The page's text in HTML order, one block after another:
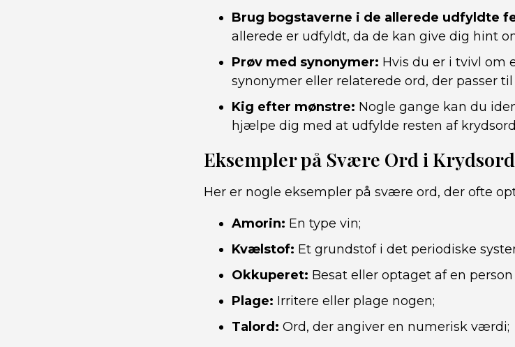
Brug bogstaverne i de allerede udfyldte
allerede er udfyldt, da de kan give dig hint
Prøv med synonymer: Hvis du er i tvivl om
synonymer eller relaterede ord, der passer
Kig efter mønstre: Nogle gange kan du
hjælpe dig med at udfylde resten af
Eksempler på Svære Ord i Krydsord
Her er nogle eksempler på svære ord, der ofte
Amorin: En type vin;
Kvælstof: Et grundstof i det periodiske
Okkuperet: Besat eller optaget af en
Plage: Irritere eller plage nogen;
Talord: Ord, der angiver en numerisk værdi;